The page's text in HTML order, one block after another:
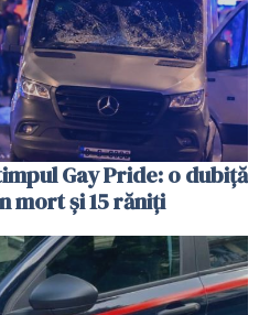
Gay Pride: o dubiță
mort și 15 răniți